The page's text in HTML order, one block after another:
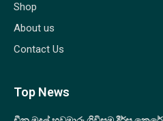
Shop
About us
Contact Us
Top News